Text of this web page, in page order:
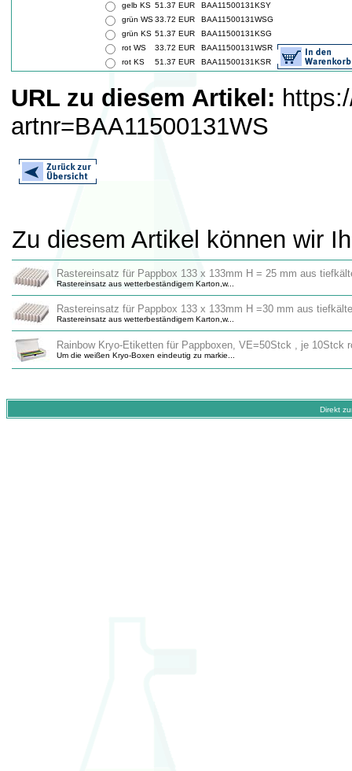
gelb KS 51.37 EUR
BAA11500131KSY
grün WS33.72 EUR
BAA11500131WSG
grün KS 51.37 EUR
BAA11500131KSG
rot WS
33.72 EUR
BAA11500131WSR
rot KS
51.37 EUR BAA11500131KSR
URL zu diesem Artikel:
artnr=BAA11500131WS
Zu diesem Artikel können wir
Rastereinsatz für Pappbox 133 x 133mm H = 25 mm aus
Rastereinsatz aus wetterbeständigem Karton,w...
Rastereinsatz für Pappbox 133 x 133mm H =30 mm aus
Rastereinsatz aus wetterbeständigem Karton,w...
Rainbow Kryo-Etiketten für Pappboxen, VE=50Stck , je 10Stck
Um die weißen Kryo-Boxen eindeutig zu markie...
Direkt